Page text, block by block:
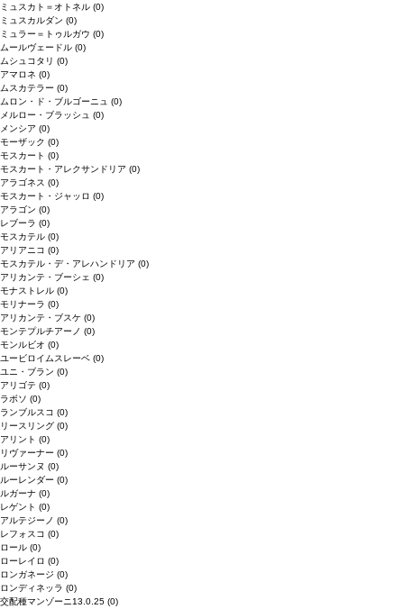
ミュスカト＝オトネル (0)
ミュスカルダン (0)
ミュラー＝トゥルガウ (0)
ムールヴェードル (0)
ムシュコタリ (0)
アマロネ (0)
ムスカテラー (0)
ムロン・ド・ブルゴーニュ (0)
メルロー・ブラッシュ (0)
メンシア (0)
モーザック (0)
モスカート (0)
モスカート・アレクサンドリア (0)
アラゴネス (0)
モスカート・ジャッロ (0)
アラゴン (0)
レブーラ (0)
モスカテル (0)
アリアニコ (0)
モスカテル・デ・アレハンドリア (0)
アリカンテ・ブーシェ (0)
モナストレル (0)
モリナーラ (0)
アリカンテ・ブスケ (0)
モンテプルチアーノ (0)
モンルビオ (0)
ユービロイムスレーベ (0)
ユニ・ブラン (0)
アリゴテ (0)
ラボソ (0)
ランブルスコ (0)
リースリング (0)
アリント (0)
リヴァーナー (0)
ルーサンヌ (0)
ルーレンダー (0)
ルガーナ (0)
レゲント (0)
アルテジーノ (0)
レフォスコ (0)
ロール (0)
ローレイロ (0)
ロンガネージ (0)
ロンディネッラ (0)
交配種マンゾーニ13.0.25 (0)